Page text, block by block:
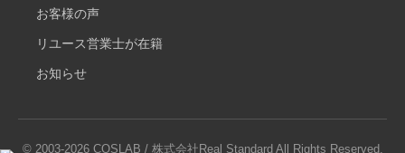
お客様の声
リユース営業士が在籍
お知らせ
© 2003-2026 COSLAB / 株式会社Real Standard All Rights Reserved.